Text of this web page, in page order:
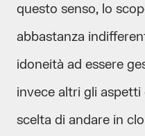
questo senso, lo
abbastanza
idoneità ad essere
invece altri gli
scelta di andare in